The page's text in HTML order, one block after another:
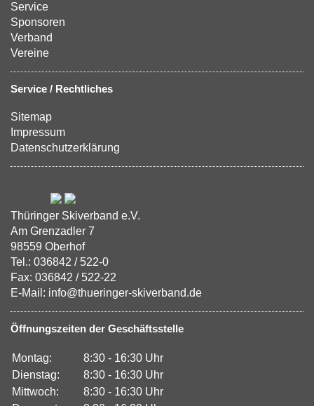
Service
Sponsoren
Verband
Vereine
Service / Rechtliches
Sitemap
Impressum
Datenschutzerklärung
Thüringer Skiverband e.V.
Am Grenzadler 7
98559 Oberhof
Tel.: 036842 / 522-0
Fax: 036842 / 522-22
E-Mail: info@thueringer-skiverband.de
Öffnungszeiten der Geschäftsstelle
Montag:
8:30 - 16:30 Uhr
Dienstag:
8:30 - 16:30 Uhr
Mittwoch:
8:30 - 16:30 Uhr